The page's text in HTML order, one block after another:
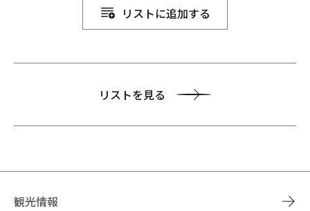
リストに追加する
リストを見る
観光情報